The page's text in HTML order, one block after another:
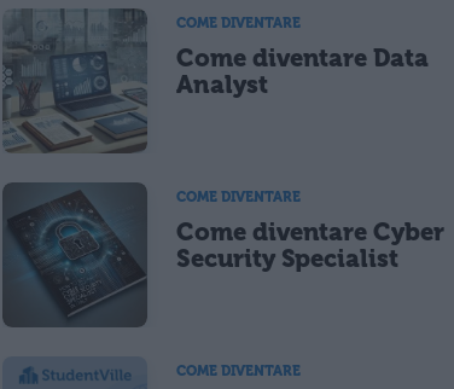
COME DIVENTARE
Come diventare Data
Analyst
COME DIVENTARE
Come diventare Cyber
Security Specialist
COME DIVENTARE